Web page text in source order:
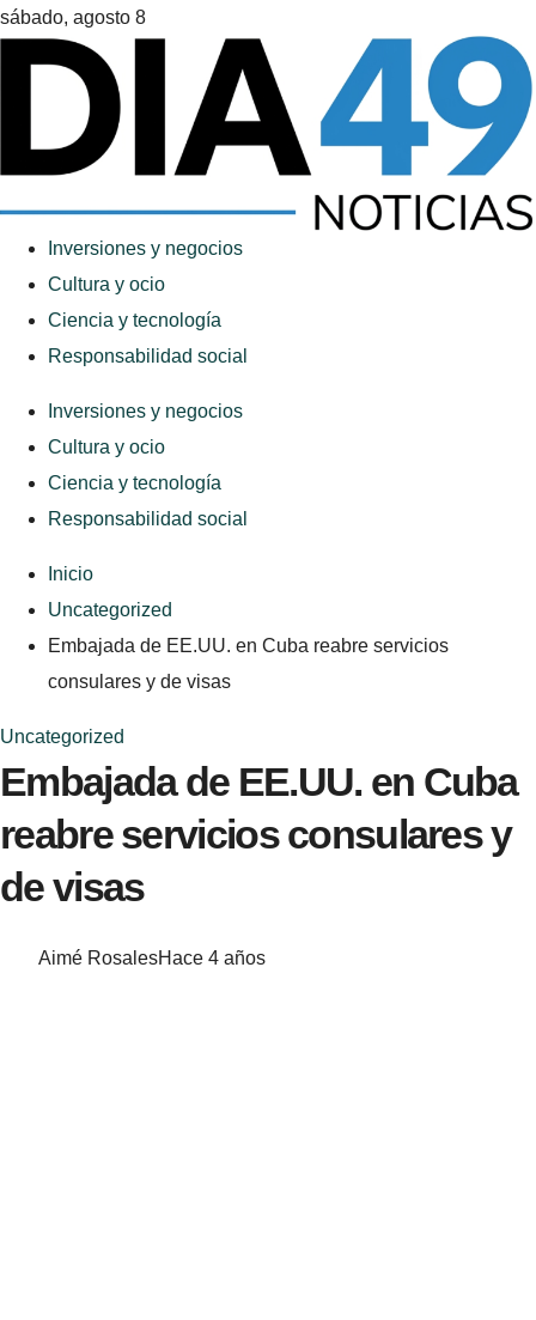
sábado, agosto 8
Inversiones y negocios
Cultura y ocio
Ciencia y tecnología
Responsabilidad social
Inversiones y negocios
Cultura y ocio
Ciencia y tecnología
Responsabilidad social
Inicio
Uncategorized
Embajada de EE.UU. en Cuba reabre servicios
consulares y de visas
Uncategorized
Embajada de EE.UU. en Cuba
reabre servicios consulares y
de visas
Aimé RosalesHace 4 años